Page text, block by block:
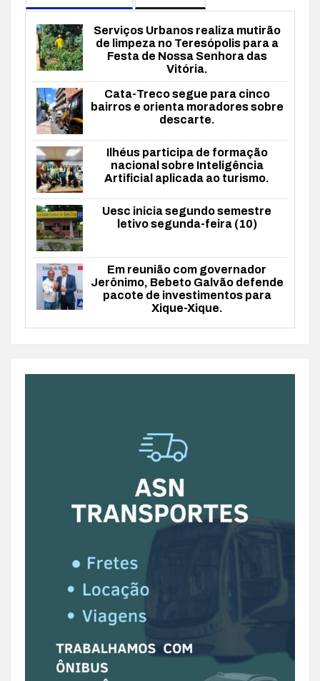
Serviços Urbanos realiza mutirão
de limpeza no Teresópolis para a
Festa de Nossa Senhora das
Vitória.
Cata-Treco segue para cinco
bairros e orienta moradores sobre
descarte.
Ilhéus participa de formação
nacional sobre Inteligência
Artificial aplicada ao turismo.
Uesc inicia segundo semestre
letivo segunda-feira (10)
Em reunião com governador
Jerônimo, Bebeto Galvão defende
pacote de investimentos para
Xique-Xique.